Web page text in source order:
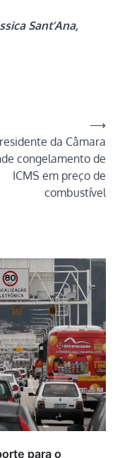
Sant’Ana,
da Câmara
congelamento de
ICMS em preço de
combustível
⟶
para o